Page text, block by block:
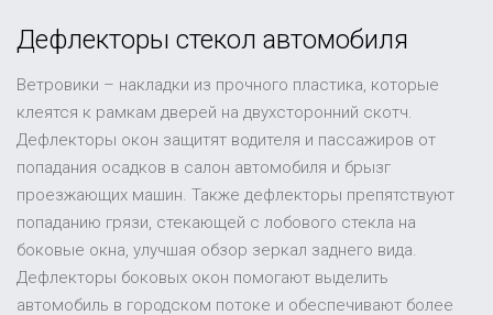
Дефлекторы стекол автомобиля
Ветровики – накладки из прочного пластика, которые
клеятся к рамкам дверей на двухсторонний скотч.
Дефлекторы окон защитят водителя и пассажиров от
попадания осадков в салон автомобиля и брызг
проезжающих машин. Также дефлекторы препятствуют
попаданию грязи, стекающей с лобового стекла на
боковые окна, улучшая обзор зеркал заднего вида.
Дефлекторы боковых окон помогают выделить
автомобиль в городском потоке и обеспечивают более